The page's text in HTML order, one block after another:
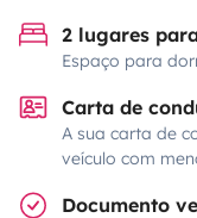
2 lugares
Espaço para
Carta de
A sua carta de
veículo com
Documento